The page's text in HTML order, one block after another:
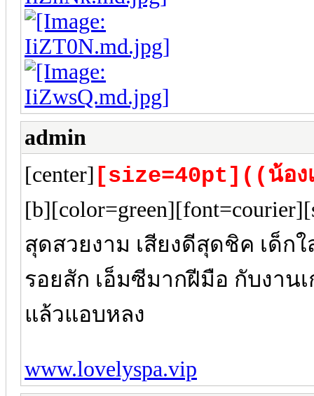
admin
[center] [size=40pt]((น้อ
สุดสวยงาม เสียงดีสุดชิค เด็ก
รอยสัก เอ็มซีมากฝีมือ กับงาน
แล้วแอบหลง
www.lovelyspa.vip